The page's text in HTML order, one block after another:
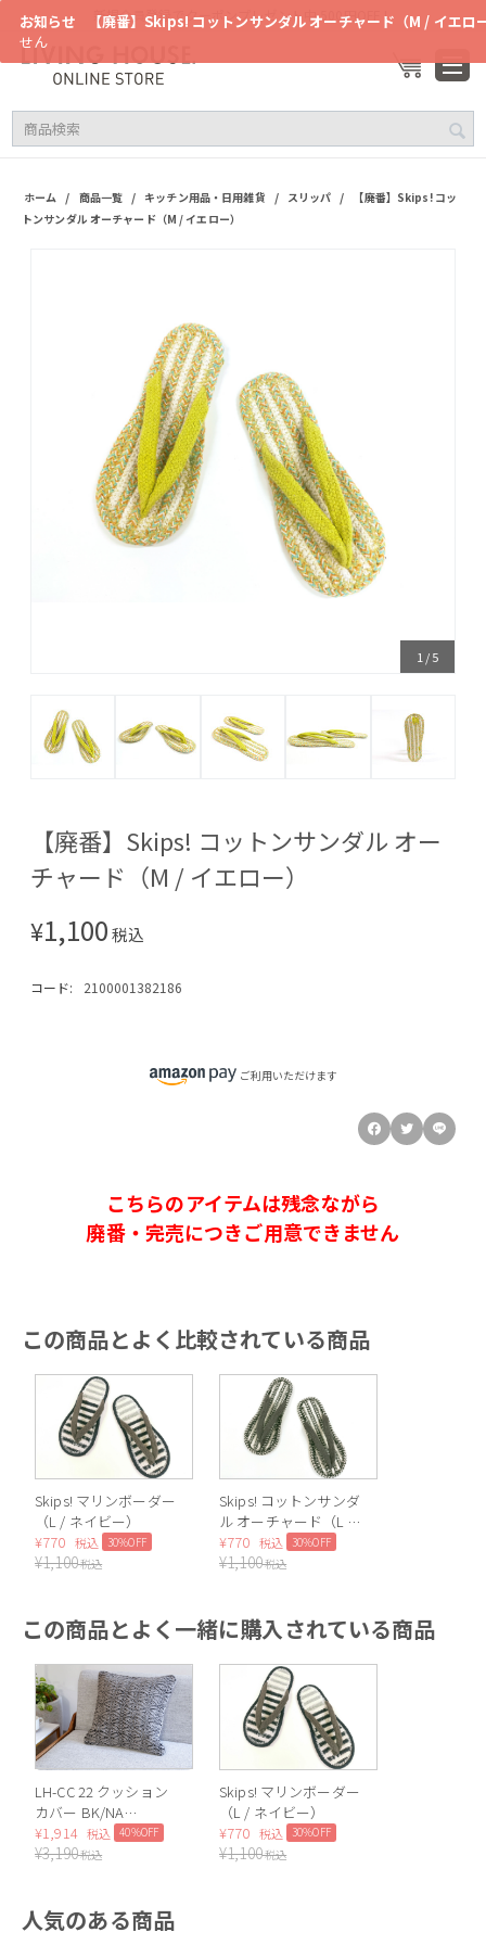
お知らせ
【廃番】Skips! コットンサンダル オーチャード（M / イエロ
せん
新規会員登録でクーポンプレゼント中 500円OFF！
ホーム / 商品一覧 / キッチン用品・日用雑貨 / スリッパ /
【廃番】Skips! コッ
トンサンダル オーチャード（M / イエロー）
1 /5
【廃番】Skips! コットンサンダル オー
チャード（M / イエロー）
¥1,100税込
コード: 2100001382186
ご利用いただけます
こちらのアイテムは残念ながら
廃番・完売につきご用意できません
この商品とよく比較されている商品
Skips! マリンボーダー
（L / ネイビー）
¥770 税込 30%OFF
¥1,100税込
Skips! コットンサンダ
ル オーチャード（L /
ブラック）
¥770 税込 30%OFF
¥1,100税込
この商品とよく一緒に購入されている商品
LH-CC 22 クッション
カバー BK/NA
45×45cm
¥1,914 税込 40%OFF
¥3,190税込
Skips! マリンボーダー
（L / ネイビー）
¥770 税込 30%OFF
¥1,100税込
人気のある商品